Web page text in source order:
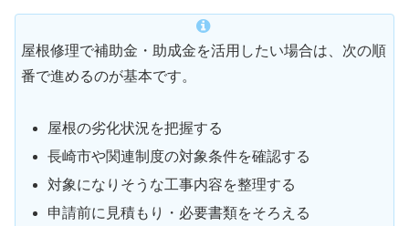
屋根修理で補助金・助成金を活用したい場合は、次の順
番で進めるのが基本です。
屋根の劣化状況を把握する
長崎市や関連制度の対象条件を確認する
対象になりそうな工事内容を整理する
申請前に見積もり・必要書類をそろえる